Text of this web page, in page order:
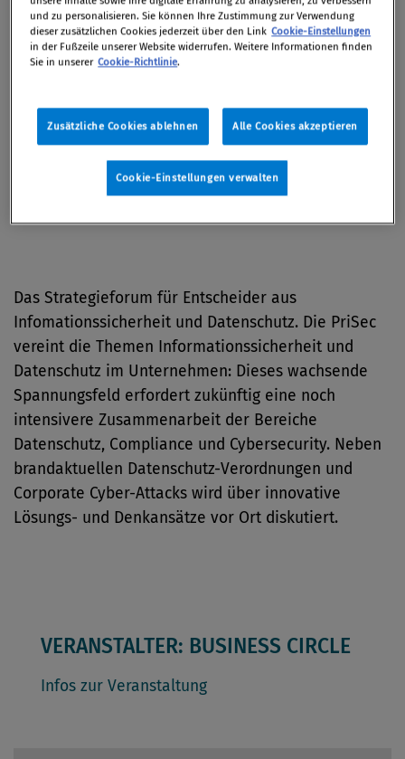
Von 09. Oktober 2023 bis 10. Oktober 2023 / Rust
Das Strategieforum für
Entscheider aus
Datenschutzrecht und Cyber
Das Strategieforum für Entscheider aus
Infomationssicherheit und Datenschutz. Die PriSec
vereint die Themen Informationssicherheit und
Datenschutz im Unternehmen: Dieses wachsende
Spannungsfeld erfordert zukünftig eine noch
intensivere Zusammenarbeit der Bereiche
Datenschutz, Compliance und Cybersecurity. Neben
brandaktuellen Datenschutz-Verordnungen und
Corporate Cyber-Attacks wird über innovative
Lösungs- und Denkansätze vor Ort diskutiert.
VERANSTALTER: BUSINESS CIRCLE
Infos zur Veranstaltung
und zu personalisieren. Sie können Ihre Zustimmung zur Verwendung
dieser zusätzlichen Cookies jederzeit über den Link Cookie-Einstellungen
in der Fußzeile unserer Website widerrufen. Weitere Informationen finden
Sie in unserer Cookie-Richtlinie.
Zusätzliche Cookies ablehnen Alle Cookies akzeptieren
Cookie-Einstellungen verwalten